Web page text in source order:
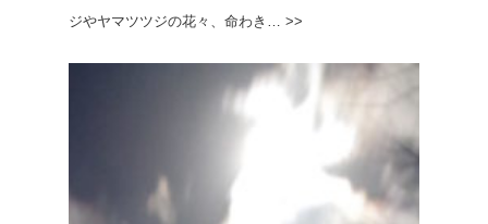
ジやヤマツツジの花々、命わき… >>